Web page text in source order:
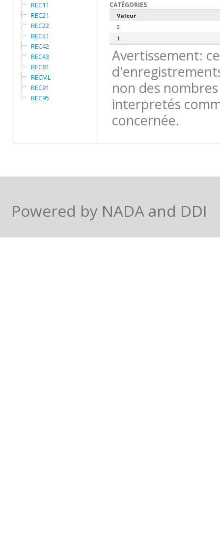
REC11
REC21
REC22
REC41
REC42
REC43
REC81
RECML
REC91
REC95
CATÉGORIES
Valeur
0
1
Avertissement:
non des
interpretés
concernée.
Powered by NADA and DDI